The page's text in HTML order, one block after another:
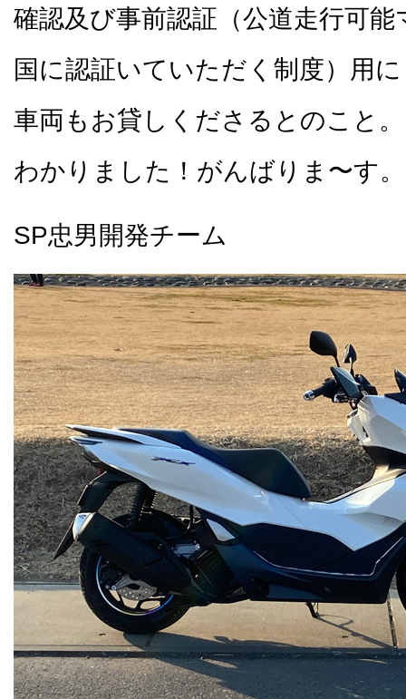
確認及び事前認証（公道走行可
国に認証いていただく制度）用に
車両もお貸しくださるとのこと。
わかりました！がんばりま〜す。
SP忠男開発チーム